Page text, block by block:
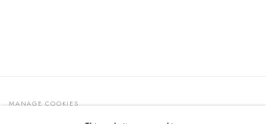
MANAGE COOKIES
© 2021 GALLERIA D'ARTE MAGGIORE G.A.M.